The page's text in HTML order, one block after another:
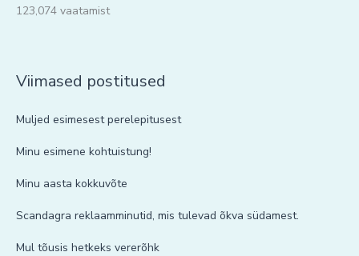
123,074 vaatamist
Viimased postitused
Muljed esimesest perelepitusest
Minu esimene kohtuistung!
Minu aasta kokkuvõte
Scandagra reklaamminutid, mis tulevad õkva südamest.
Mul tõusis hetkeks vererõhk